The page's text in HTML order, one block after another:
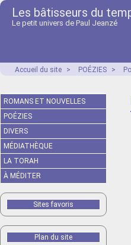
Les bâtisseurs du
Le petit univers de Paul Jeanzé
Accueil du site > POÉZIES >
ROMANS ET NOUVELLES
POÉZIES
DIVERS
MÉDIATHÈQUE
LA TORAH
À MÉDITER
Sites favoris
Plan du site